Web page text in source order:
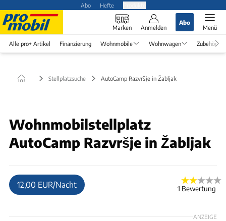
Abo Hefte
Marken Anmelden
Abo
Menü
Alle pro+ Artikel Finanzierung Wohnmobile Wohnwagen Zubehör
Stellplatzsuche AutoCamp Razvršje in Žabljak
Wohnmobilstellplatz
AutoCamp Razvršje in Žabljak
12,00 EUR/Nacht 1 Bewertung
ANZEIGE